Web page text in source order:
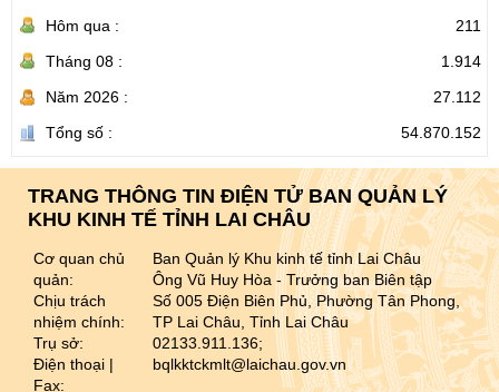
Hôm qua :
211
Tháng 08 :
1.914
Năm 2026 :
27.112
Tổng số :
54.870.152
TRANG THÔNG TIN ĐIỆN TỬ BAN QUẢN LÝ
KHU KINH TẾ TỈNH LAI CHÂU
Cơ quan chủ
quản:
Chịu trách
nhiệm chính:
Trụ sở:
Điện thoại |
Fax:
Ban Quản lý Khu kinh tế tỉnh Lai Châu
Ông Vũ Huy Hòa - Trưởng ban Biên tập
Số 005 Điện Biên Phủ, Phường Tân Phong,
TP Lai Châu, Tỉnh Lai Châu
02133.911.136;
bqlkktckmlt@laichau.gov.vn